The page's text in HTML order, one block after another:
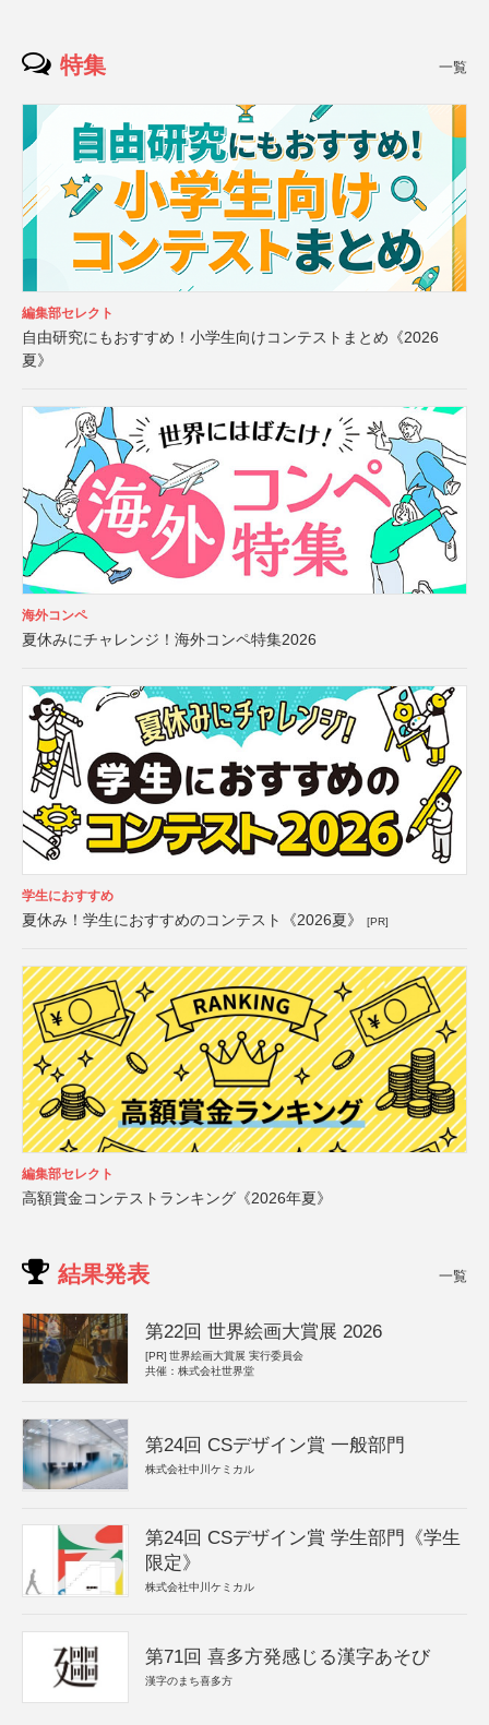
特集 一覧
編集部セレクト
自由研究にもおすすめ！小学生向けコンテストまとめ《2026
夏》
海外コンペ
夏休みにチャレンジ！海外コンペ特集2026
学生におすすめ
夏休み！学生におすすめのコンテスト《2026夏》 [PR]
編集部セレクト
高額賞金コンテストランキング《2026年夏》
結果発表 一覧
第22回 世界絵画大賞展 2026
[PR] 世界絵画大賞展 実行委員会
共催：株式会社世界堂
第24回 CSデザイン賞 一般部門
株式会社中川ケミカル
第24回 CSデザイン賞 学生部門《学生
限定》
株式会社中川ケミカル
第71回 喜多方発感じる漢字あそび
漢字のまち喜多方